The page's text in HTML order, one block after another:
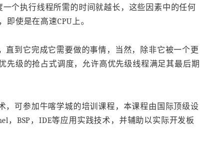
一个执行线程所需的时间就越长，这些因素中的任何
使是在高速CPU上。
直到它完成它需要做的事情，当然，除非它被一个更
先级的抢占式调度，允许高优先级线程满足其最后期
，可参加牛喀学城的培训课程，本课程由国际顶级设
，BSP，IDE等应用实践技术，并辅助以实际开发板